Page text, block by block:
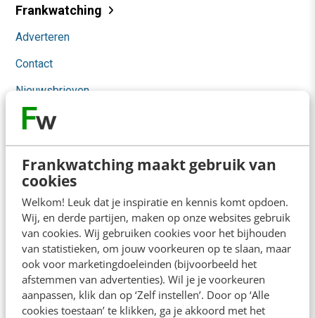
Frankwatching maakt gebruik van
cookies
Welkom! Leuk dat je inspiratie en kennis komt opdoen.
Wij, en derde partijen, maken op onze websites gebruik
van cookies. Wij gebruiken cookies voor het bijhouden
van statistieken, om jouw voorkeuren op te slaan, maar
ook voor marketingdoeleinden (bijvoorbeeld het
afstemmen van advertenties). Wil je je voorkeuren
aanpassen, klik dan op ‘Zelf instellen’. Door op ‘Alle
cookies toestaan’ te klikken, ga je akkoord met het
Frankwatching
Adverteren
Contact
Nieuwsbrieven
Over ons
Ons team
Werken bij
Whitepapers
Blog
AI & Tech
Content & Communicatie
Klantcontact & CX